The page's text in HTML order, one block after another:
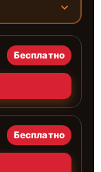
Бесплатно
Бесплатно